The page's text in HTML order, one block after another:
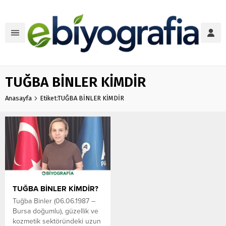
TUĞBA BİNLER KİMDİR
Anasayfa Etiket:TUĞBA BİNLER KİMDİR
TUĞBA BİNLER KİMDİR?
Tuğba Binler (06.06.1987 –
Bursa doğumlu), güzellik ve
kozmetik sektöründeki uzun